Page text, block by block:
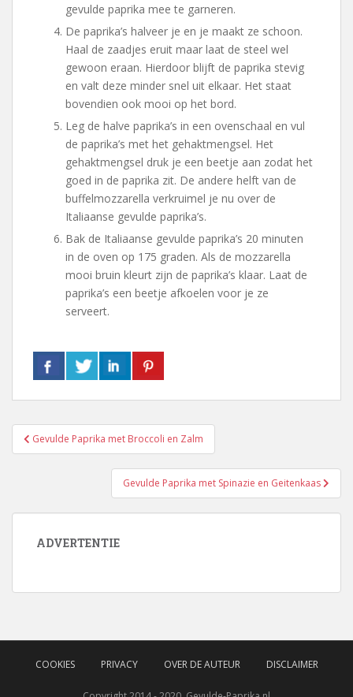
gevulde paprika mee te garneren.
De paprika’s halveer je en je maakt ze schoon.
Haal de zaadjes eruit maar laat de steel wel
gewoon eraan. Hierdoor blijft de paprika stevig
en valt deze minder snel uit elkaar. Het staat
bovendien ook mooi op het bord.
Leg de halve paprika’s in een ovenschaal en vul
de paprika’s met het gehaktmengsel. Het
gehaktmengsel druk je een beetje aan zodat het
goed in de paprika zit. De andere helft van de
buffelmozzarella verkruimel je nu over de
Italiaanse gevulde paprika’s.
Bak de Italiaanse gevulde paprika’s 20 minuten
in de oven op 175 graden. Als de mozzarella
mooi bruin kleurt zijn de paprika’s klaar. Laat de
paprika’s een beetje afkoelen voor je ze
serveert.
Bericht
navigatie
Gevulde Paprika met Broccoli en Zalm
Gevulde Paprika met Spinazie en Geitenkaas
ADVERTENTIE
COOKIES PRIVACY OVER DE AUTEUR DISCLAIMER